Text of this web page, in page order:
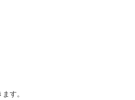
す。